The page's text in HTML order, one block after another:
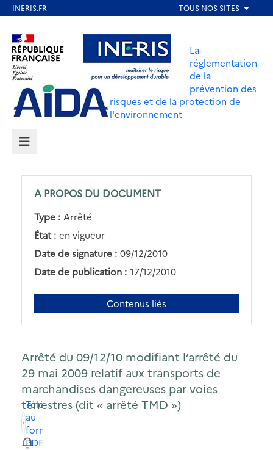
contenu
principal
Aller au contenu Aller au menu
Aller au pied de page
La
réglementation
de la
prévention des
risques et de la protection de
l'environnement
MENU
A PROPOS DU DOCUMENT
Type : Arrêté
État : en vigueur
Date de signature : 09/12/2010
Date de publication : 17/12/2010
Contenus liés
Arrêté du 09/12/10 modifiant l’arrêté du
29 mai 2009 relatif aux transports de
marchandises dangereuses par voies
terrestres (dit « arrêté TMD »)
Télécharger
au
format
PDF